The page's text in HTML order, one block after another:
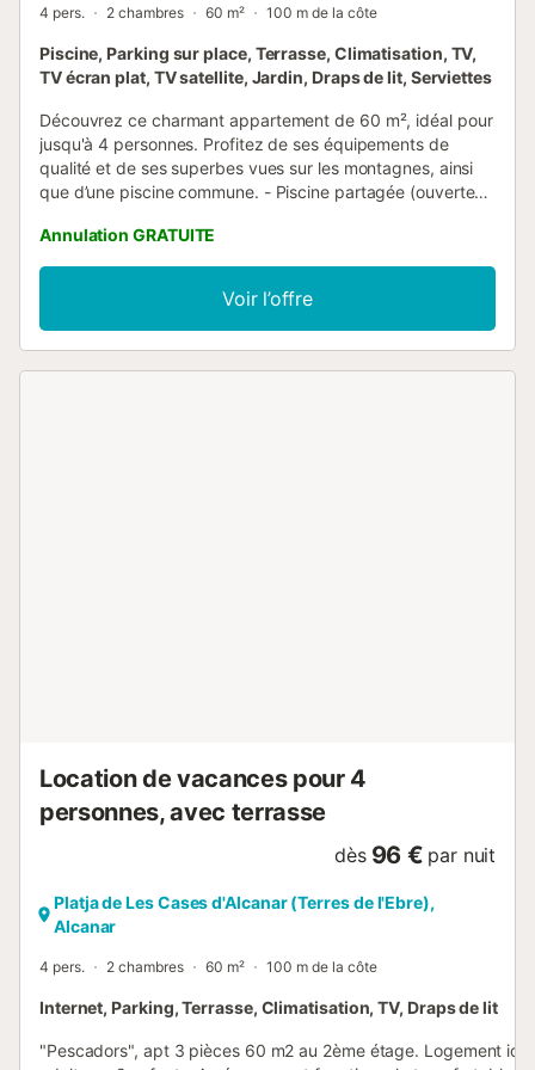
4 pers. 2 chambres 60 m² 100 m de la côte
Piscine, Parking sur place, Terrasse, Climatisation, TV,
TV écran plat, TV satellite, Jardin, Draps de lit, Serviettes
Découvrez ce charmant appartement de 60 m², idéal pour
jusqu'à 4 personnes. Profitez de ses équipements de
qualité et de ses superbes vues sur les montagnes, ainsi
que d’une piscine commune. - Piscine partagée (ouverte
les familles avec enfants. Extérieur : L'appartement
dispose d'une belle terrasse équipée de mobilier
d'extérieur, idéale pour savourer un café le matin ou un
dîner relaxant sous les étoiles. L'environnement est
enchanteur avec des paysages pittoresques et la piscine
Annulation GRATUITE
Voir l’offre
Location de vacances pour 4
personnes, avec terrasse
dès 96 € par nuit
Platja de Les Cases d'Alcanar (Terres de l'Ebre),
Alcanar
4 pers. 2 chambres 60 m² 100 m de la côte
Internet, Parking, Terrasse, Climatisation, TV, Draps de lit
"Pescadors", apt 3 pièces 60 m2 au 2ème étage. Logement